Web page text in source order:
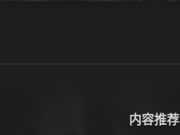
内容推荐